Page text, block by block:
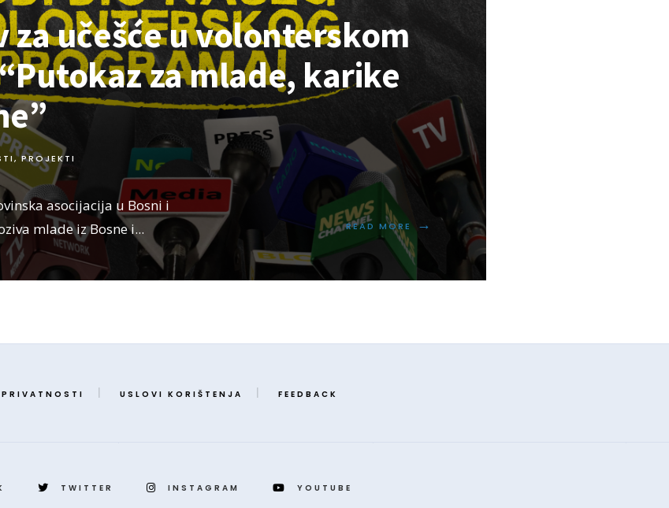
za učešće u volonterskom
za mlade, karike
,PROJEKTI
asocijacija u Bosni i
mlade iz Bosne i... READ MORE →
USLOVI KORIŠTENJA FEEDBACK
TWITTER INSTAGRAM YOUTUBE